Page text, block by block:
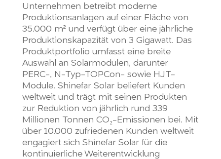
Unternehmen betreibt moderne
Produktionsanlagen auf einer Fläche von
35.000 m² und verfügt über eine jährliche
Produktionskapazität von 3 Gigawatt. Das
Produktportfolio umfasst eine breite
Auswahl an Solarmodulen, darunter
PERC-, N-Typ-TOPCon- sowie HJT-
Module. Shinefar Solar beliefert Kunden
weltweit und trägt mit seinen Produkten
zur Reduktion von jährlich rund 339
Millionen Tonnen CO₂-Emissionen bei. Mit
über 10.000 zufriedenen Kunden weltweit
engagiert sich Shinefar Solar für die
kontinuierliche Weiterentwicklung